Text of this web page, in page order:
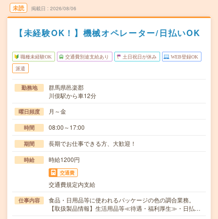
未読 掲載日 2026/08/06
【未経験OK！】機械オペレーター/日払いOK
職種未経験OK 交通費別途支給あり 土日祝日が休み WEB登録OK
派遣
勤務地
群馬県邑楽郡
川俣駅から車12分
曜日頻度 月～金
時間 08:00～17:00
期間 長期でお仕事できる方、大歓迎！
時給 時給1200円
交通費
交通費規定内支給
仕事内容
食品・日用品等に使われるパッケージの色の調合業務。
【取扱製品情報】生活用品等≪待遇・福利厚生≫・日払…